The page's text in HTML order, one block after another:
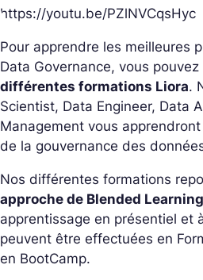
https://youtu.be/PZlNVCqsHyc
Pour apprendre les meilleures
Data Governance, vous
différentes formations Liora.
Scientist, Data Engineer, Data
Management vous
de la gouvernance des
Nos différentes formations
approche de Blended Learning
apprentissage en présentiel et
peuvent être effectuées en
en BootCamp.